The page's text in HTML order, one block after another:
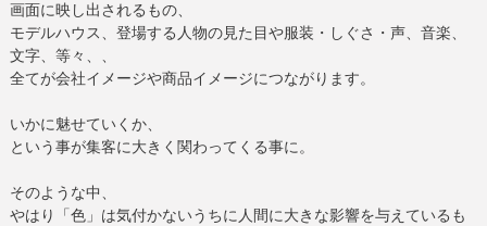
画面に映し出されるもの、
モデルハウス、登場する人物の見た目や服装・しぐさ・声、音楽、
文字、等々、、
全てが会社イメージや商品イメージにつながります。
いかに魅せていくか、
という事が集客に大きく関わってくる事に。
そのような中、
やはり
「色」は気付かないうちに人間に大きな影響を与えているも